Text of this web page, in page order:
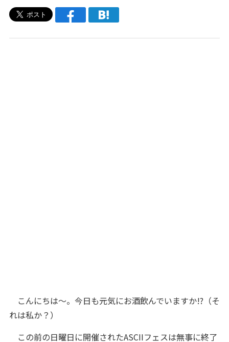
こんにちは～。今日も元気にお酒飲んでいますか!?（そ
れは私か？）
この前の日曜日に開催されたASCIIフェスは無事に終了